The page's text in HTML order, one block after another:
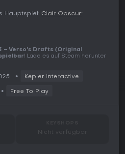
Hauptspiel: Clair Obscur:
– Verso's Drafts (Original
! Lade es auf Steam herunter
Kepler Interactive
Free To Play
Nicht verfügbar